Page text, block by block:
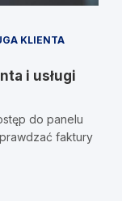
KLIENTA
i usługi
do panelu
faktury